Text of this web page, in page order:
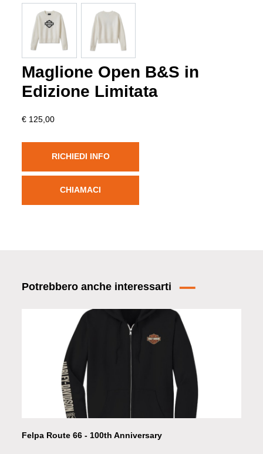
Maglione Open B&S in
Edizione Limitata
€ 125,00
RICHIEDI INFO
CHIAMACI
Potrebbero anche interessarti
Felpa Route 66 - 100th Anniversary